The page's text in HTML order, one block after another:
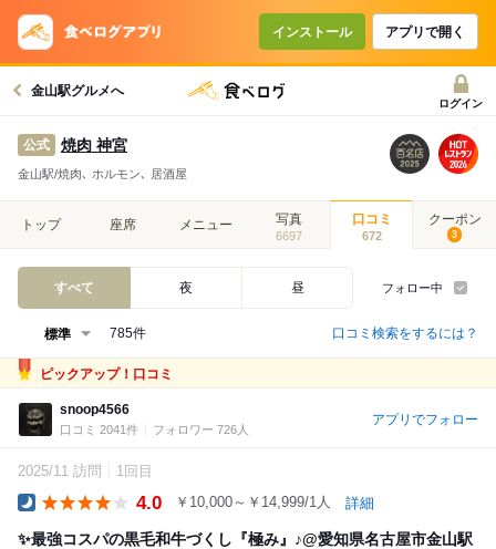
インストール アプリで開く
金山駅グルメへ
ログイン
公式 焼肉 神宮
金山駅/焼肉､ ホルモン､ 居酒屋
トップ 座席 メニュー 写真
6697
口コミ
672
クーポン
3
すべて 夜 昼 フォロー中
785件 口コミ検索をするには？
ピックアップ！口コミ
snoop4566
口コミ 2041件 フォロワー 726人
アプリでフォロー
2025/11 訪問 1回目
4.0 ￥10,000～￥14,999/1人 詳細
✨最強コスパの黒毛和牛づくし『極み』♪@愛知県名古屋市金山駅